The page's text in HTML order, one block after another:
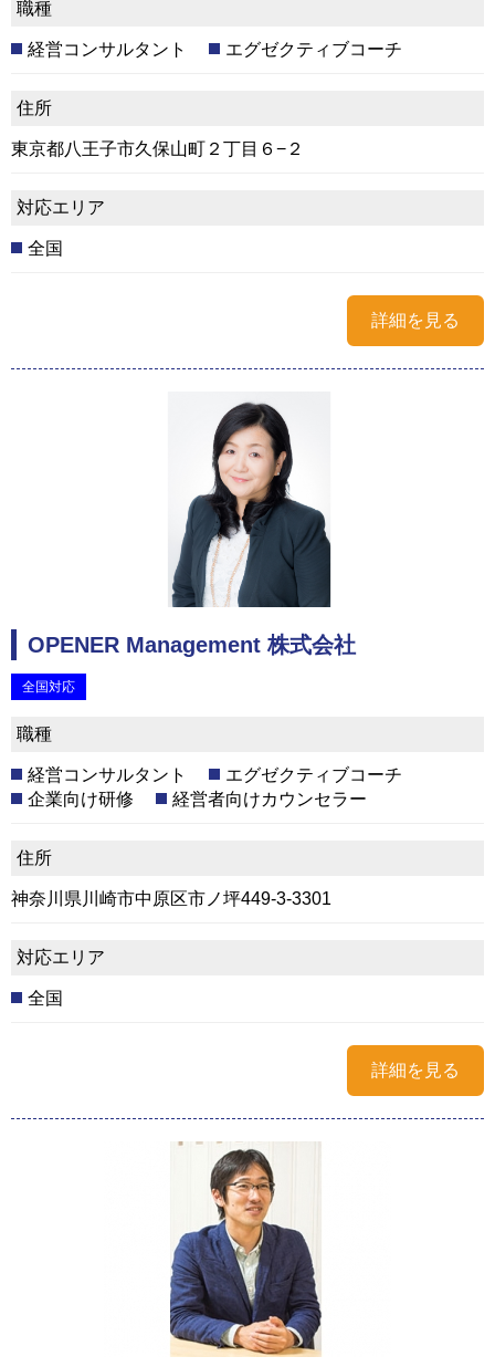
職種
経営コンサルタント エグゼクティブコーチ
住所
東京都八王子市久保山町２丁目６−２
対応エリア
全国
詳細を見る
OPENER Management 株式会社
全国対応
職種
経営コンサルタント
エグゼクティブコーチ
企業向け研修
経営者向けカウンセラー
住所
神奈川県川崎市中原区市ノ坪449-3-3301
対応エリア
全国
詳細を見る